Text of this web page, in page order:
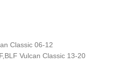
Classic 06-12
Vulcan Classic 13-20